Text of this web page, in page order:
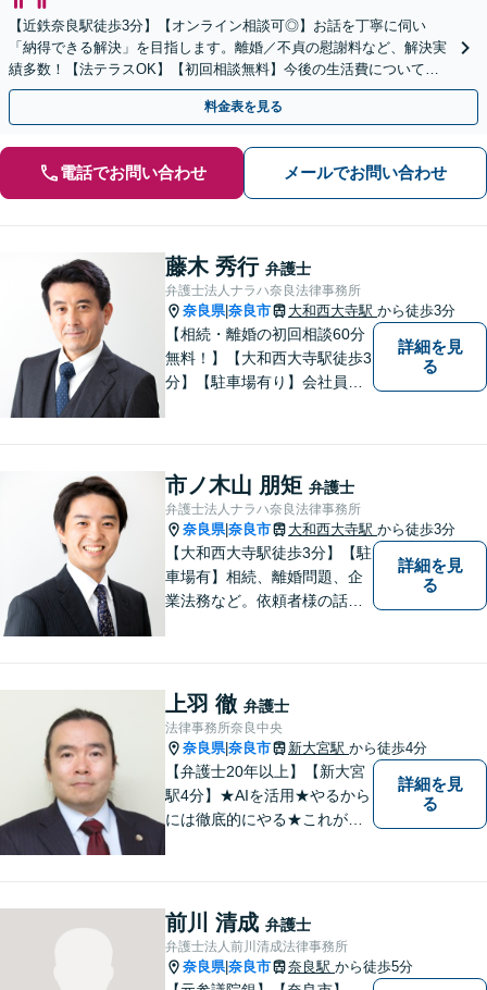
【近鉄奈良駅徒歩3分】【オンライン相談可◎】お話を丁寧に伺い
「納得できる解決」を目指します。離婚／不貞の慰謝料など、解決実
績多数！【法テラスOK】【初回相談無料】今後の生活費について不
安な方、まずはお電話ください。
料金表を見る
電話でお問い合わせ メールでお問い合わせ
藤木 秀行 弁護士
弁護士法人ナラハ奈良法律事務所
奈良県|奈良市 大和西大寺駅 から徒歩3分
【相続・離婚の初回相談60分
無料！】【大和西大寺駅徒歩3
分】【駐車場有り】会社員を
ましたら、どうぞお気軽にご
相談ください。【お子様連れ
相談可】
詳細を見
る
市ノ木山 朋矩 弁護士
弁護士法人ナラハ奈良法律事務所
奈良県|奈良市 大和西大寺駅 から徒歩3分
【大和西大寺駅徒歩3分】【駐
車場有】相続、離婚問題、企
業法務など。依頼者様の話を
と聞いても良いのかな」など
と思わず、ぜひ一度ご相談く
ださい。【お子様連れ相談
可】
詳細を見
る
上羽 徹 弁護士
法律事務所奈良中央
奈良県|奈良市 新大宮駅 から徒歩4分
【弁護士20年以上】【新大宮
駅4分】★AIを活用★やるから
には徹底的にやる★これが私
も惜しみません！「不安を安
心に」丁寧にサポートしま
す。お気軽にご相談ください
詳細を見
る
前川 清成 弁護士
弁護士法人前川清成法律事務所
奈良県|奈良市 奈良駅 から徒歩5分